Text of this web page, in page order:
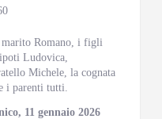
Romano, i figli
Ludovica,
Michele, la cognata
i parenti tutti.
11 gennaio 2026